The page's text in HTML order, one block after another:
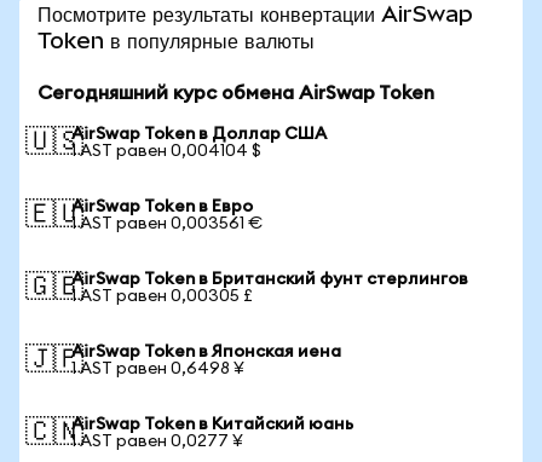
Посмотрите результаты конвертации AirSwap
Token в популярные валюты
Сегодняшний курс обмена AirSwap Token
🇺🇸AirSwap Token в Доллар США
1 AST равен 0,004104 $
🇪🇺AirSwap Token в Евро
1 AST равен 0,003561 €
🇬🇧AirSwap Token в Британский фунт стерлингов
1 AST равен 0,00305 £
🇯🇵AirSwap Token в Японская иена
1 AST равен 0,6498 ¥
🇨🇳AirSwap Token в Китайский юань
1 AST равен 0,0277 ¥